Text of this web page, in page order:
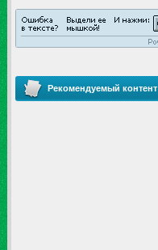
Рекомендуемый контент